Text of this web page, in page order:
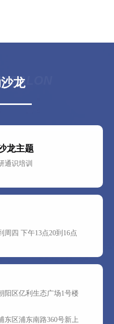
SALON
龙
龙主题
通识培训
周四 下午13点20到16点
阳区亿利生态广场1号楼
东区浦东南路360号新上